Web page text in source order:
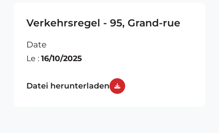
Verkehrsregel - 95, Grand-rue
Date
Le : 16/10/2025
Datei herunterladen